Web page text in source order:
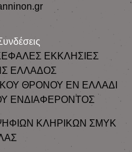
ΕΚΚΛΗΣΙΕΣ
ΕΛΛΑΔΟΣ
ΘΡΟΝΟΥ ΕΝ ΕΛΛΑΔΙ
ΕΝΔΙΑΦΕΡΟΝΤΟΣ
ΚΛΗΡΙΚΩΝ ΣΜΥΚ